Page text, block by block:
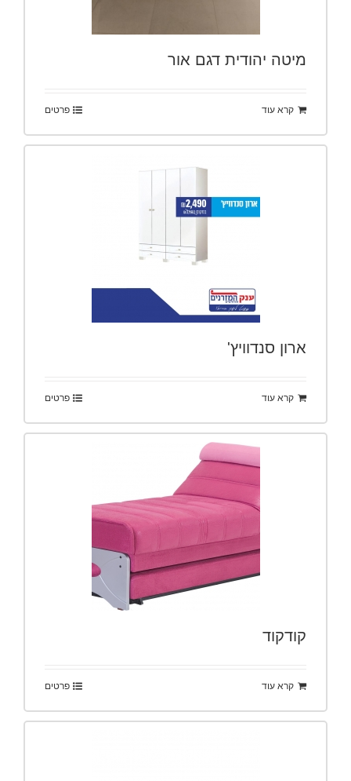
מיטה יהודית דגם אור
קרא עוד פרטים
ארון סנדוויץ'
קרא עוד פרטים
קודקוד
קרא עוד פרטים